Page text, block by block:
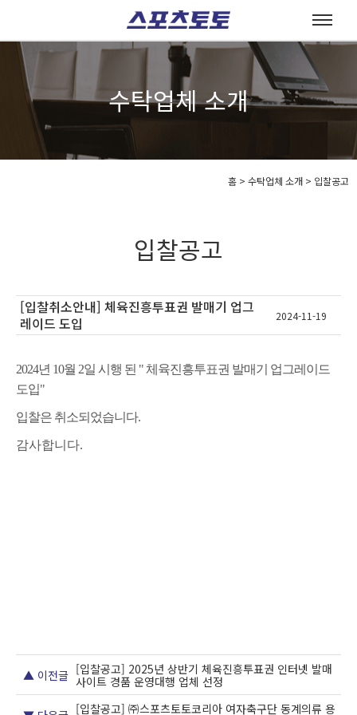
수탁업체 소개
홈 > 수탁업체 소개 > 입찰공고
입찰공고
[입찰취소안내] 체육진흥투표권 발매기 업그
레이드 도입
2024-11-19
2024년 10월 2일 시행 된 " 체육진흥투표권 발매기 업그레이드
도입"
입찰은 취소되었습니다.
감사합니다.
▲ 이전글 [입찰공고] 2025년 상반기 체육진흥투표권 인터넷 발매
사이트 경품 운영대행 업체 선정
[입찰공고] ㈜스포츠토토코리아 여자축구단 동계의류 용